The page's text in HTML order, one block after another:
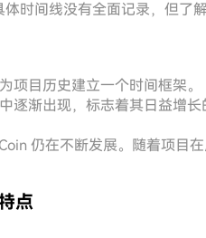
时间线没有全面记录，但了
项目历史建立一个时间框架。
逐渐出现，标志着其日益增
仍在不断发展。随着项目在
点